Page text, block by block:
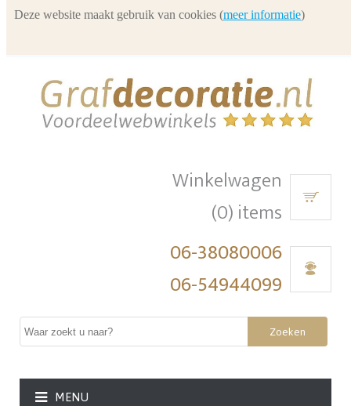
Winkelwagen
(0) items
06-38080006
06-54944099
Zoeken
MENU
Deze website maakt gebruik van cookies (meer informatie)